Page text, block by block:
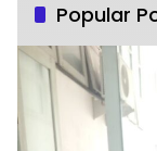
Popular